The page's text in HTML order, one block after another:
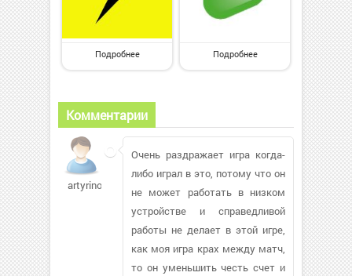
Подробнее Подробнее
Комментарии
artyrino
Очень раздражает игра когда-
либо играл в это, потому что он
не может работать в низком
устройстве и справедливой
работы не делает в этой игре,
как моя игра крах между матч,
то он уменьшить честь счет и